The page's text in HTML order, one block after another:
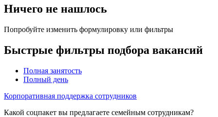
Ничего не нашлось
Попробуйте изменить формулировку или фильтры
Быстрые фильтры подбора вакансий
Полная занятость
Полный день
Корпоративная поддержка сотрудников
Какой соцпакет вы предлагаете семейным сотрудникам?